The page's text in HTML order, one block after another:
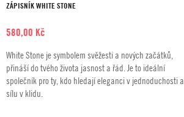
ZÁPISNÍK WHITE STONE
580,00 Kč
White Stone je symbolem svěžesti a nových začátků,
přináší do tvého života jasnost a řád. Je to ideální
společník pro ty, kdo hledají eleganci v jednoduchosti a
sílu v klidu.